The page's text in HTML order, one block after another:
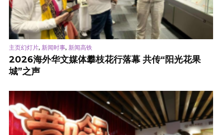
主页幻灯片, 新闻时事, 新闻高铁
2026海外华文媒体攀枝花行落幕 共传“阳光花果
城”之声